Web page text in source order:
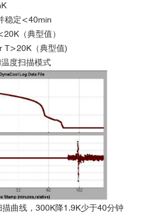
稳定<40min
（典型值）
（典型值)
度扫描模式
曲线，300K降1.9K少于40分钟